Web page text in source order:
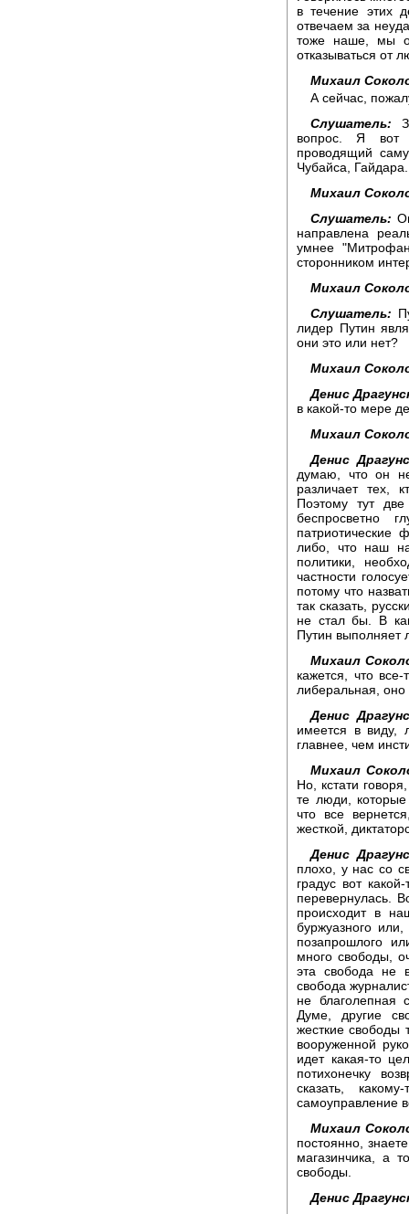
в течение этих
отвечаем за
тоже наше, мы
отказываться от
Михаил
А сейчас,
Слушатель:
вопрос. Я вот
проводящий
Чубайса, Гайдара.
Михаил
Слушатель:
направлена
умнее
сторонником
Михаил
Слушатель:
лидер Путин
они это или нет?
Михаил
Денис
в какой-то мере
Михаил
Денис
думаю, что он
различает тех,
Поэтому тут
беспросветно
патриотические
либо, что наш
политики,
частности
потому что
так сказать,
не стал бы. В
Путин
Михаил
кажется, что
либеральная,
Денис
имеется в виду,
главнее, чем
Михаил
Но, кстати
те люди,
что все
жесткой,
Денис
плохо, у нас со
градус вот
перевернулась.
происходит в
буржуазного или,
позапрошлого
много свободы,
эта свобода не
свобода
не благолепная
Думе, другие
жесткие свободы
вооруженной
идет какая-то
потихонечку
сказать,
самоуправление
Михаил
постоянно,
магазинчика, а
свободы.
Денис